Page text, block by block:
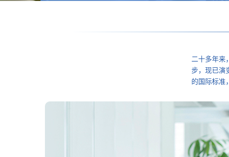
二十多年来
步，现已演
的国际标准